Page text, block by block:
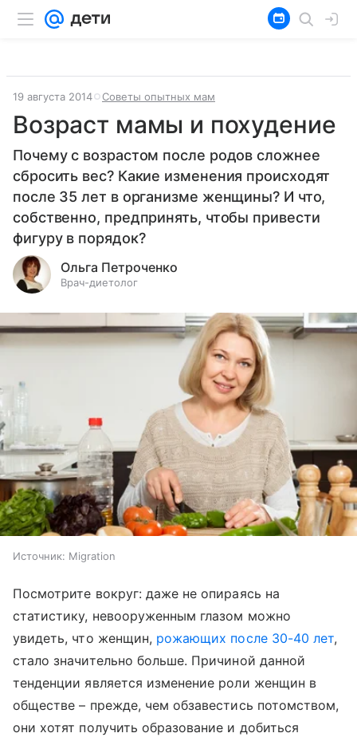
19 августа 2014 Советы опытных мам
Возраст мамы и похудение
Почему с возрастом после родов сложнее
сбросить вес? Какие изменения происходят
после 35 лет в организме женщины? И что,
собственно, предпринять, чтобы привести
фигуру в порядок?
Ольга Петроченко
Врач-диетолог
Источник: Migration
Посмотрите вокруг: даже не опираясь на
статистику, невооруженным глазом можно
увидеть, что женщин, рожающих после 30-40 лет,
стало значительно больше. Причиной данной
тенденции является изменение роли женщин в
обществе – прежде, чем обзавестись потомством,
они хотят получить образование и добиться